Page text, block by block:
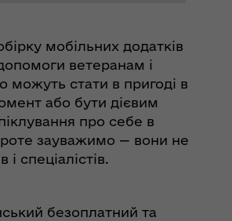
мобільних додатків
ветеранам і
можуть стати в пригоді в
або бути дієвим
про себе в
зауважимо — вони не
і спеціалістів.
безоплатний та